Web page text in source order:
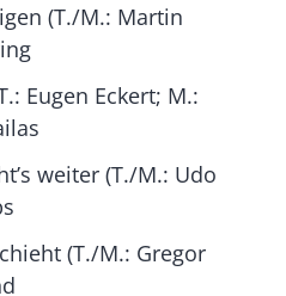
(T./M.: Martin
Eugen Eckert; M.:
weiter (T./M.: Udo
(T./M.: Gregor